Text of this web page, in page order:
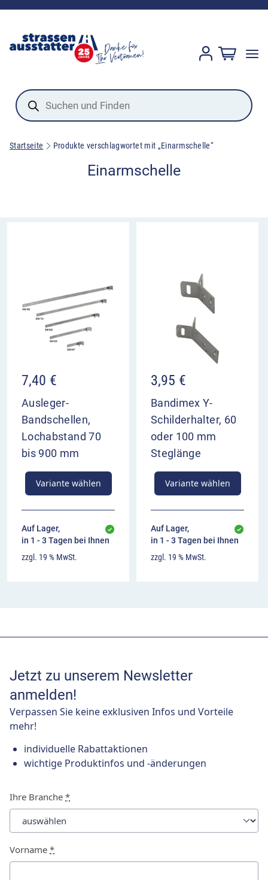
Products
search
Startseite Produkte verschlagwortet mit „Einarmschelle“
Einarmschelle
7,40 €
Ausleger-
Bandschellen,
Lochabstand 70
bis 900 mm
Variante wählen
Auf Lager,
in 1 - 3 Tagen bei Ihnen
zzgl. 19 % MwSt.
3,95 €
Bandimex Y-
Schilderhalter, 60
oder 100 mm
Steglänge
Variante wählen
Auf Lager,
in 1 - 3 Tagen bei Ihnen
zzgl. 19 % MwSt.
Jetzt zu unserem Newsletter
anmelden!
Verpassen Sie keine exklusiven Infos und Vorteile
mehr!
individuelle Rabattaktionen
wichtige Produktinfos und -änderungen
Ihre Branche *
Vorname *